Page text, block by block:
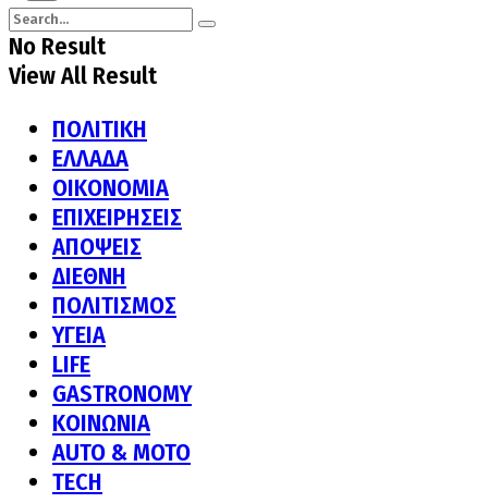
No Result
View All Result
ΠΟΛΙΤΙΚΗ
ΕΛΛΑΔΑ
ΟΙΚΟΝΟΜΙΑ
ΕΠΙΧΕΙΡΗΣΕΙΣ
ΑΠΟΨΕΙΣ
ΔΙΕΘΝΗ
ΠΟΛΙΤΙΣΜΟΣ
ΥΓΕΙΑ
LIFE
GASTRONOMY
ΚΟΙΝΩΝΙΑ
AUTO & MOTO
TECH